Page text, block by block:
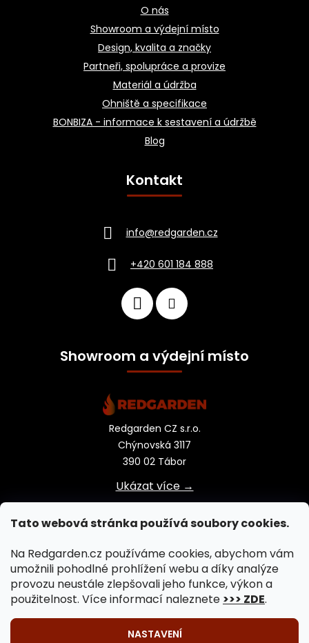
Tato webová stránka používá soubory cookies.
Na Redgarden.cz používáme cookies, abychom vám
umožnili pohodlné prohlížení webu a díky analýze
provozu neustále zlepšovali jeho funkce, výkon a
použitelnost. Více informací naleznete >>> ZDE.
NASTAVENÍ
O nás
Showroom a výdejní místo
Design, kvalita a značky
Partneři, spolupráce a provize
Materiál a údržba
Ohniště a specifikace
BONBIZA - informace k sestavení a údržbě
Blog
Kontakt
info@redgarden.cz
+420 601 184 888
Showroom a výdejní místo
Redgarden CZ s.r.o.
Chýnovská 3117
390 02 Tábor
Ukázat více →